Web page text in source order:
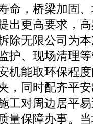
命，桥梁加固
出更高要求，
除无限公司为
护、现场清理
机能取环保程
，同时配齐平
工对周边居平
量保障办事。